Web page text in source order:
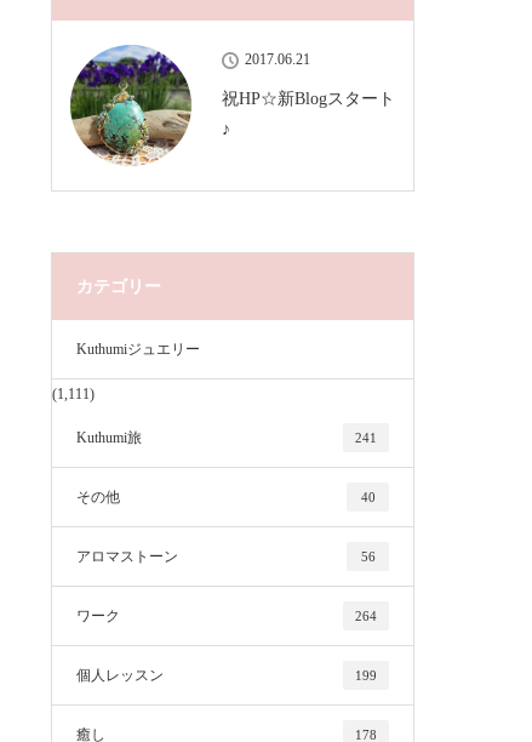
2017.06.21
祝HP☆新Blogスタート
♪
カテゴリー
Kuthumiジュエリー
(1,111)
Kuthumi旅 241
その他 40
アロマストーン 56
ワーク 264
個人レッスン 199
癒し 178